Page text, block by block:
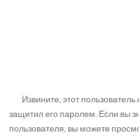
Извините, этот пользователь
защитил его паролем. Если вы
пользователя, вы можете